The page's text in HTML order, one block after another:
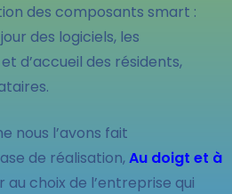
des composants smart :
des logiciels, les
d’accueil des résidents,
nous l’avons fait
de réalisation,Au doigt et à
choix de l’entreprise qui